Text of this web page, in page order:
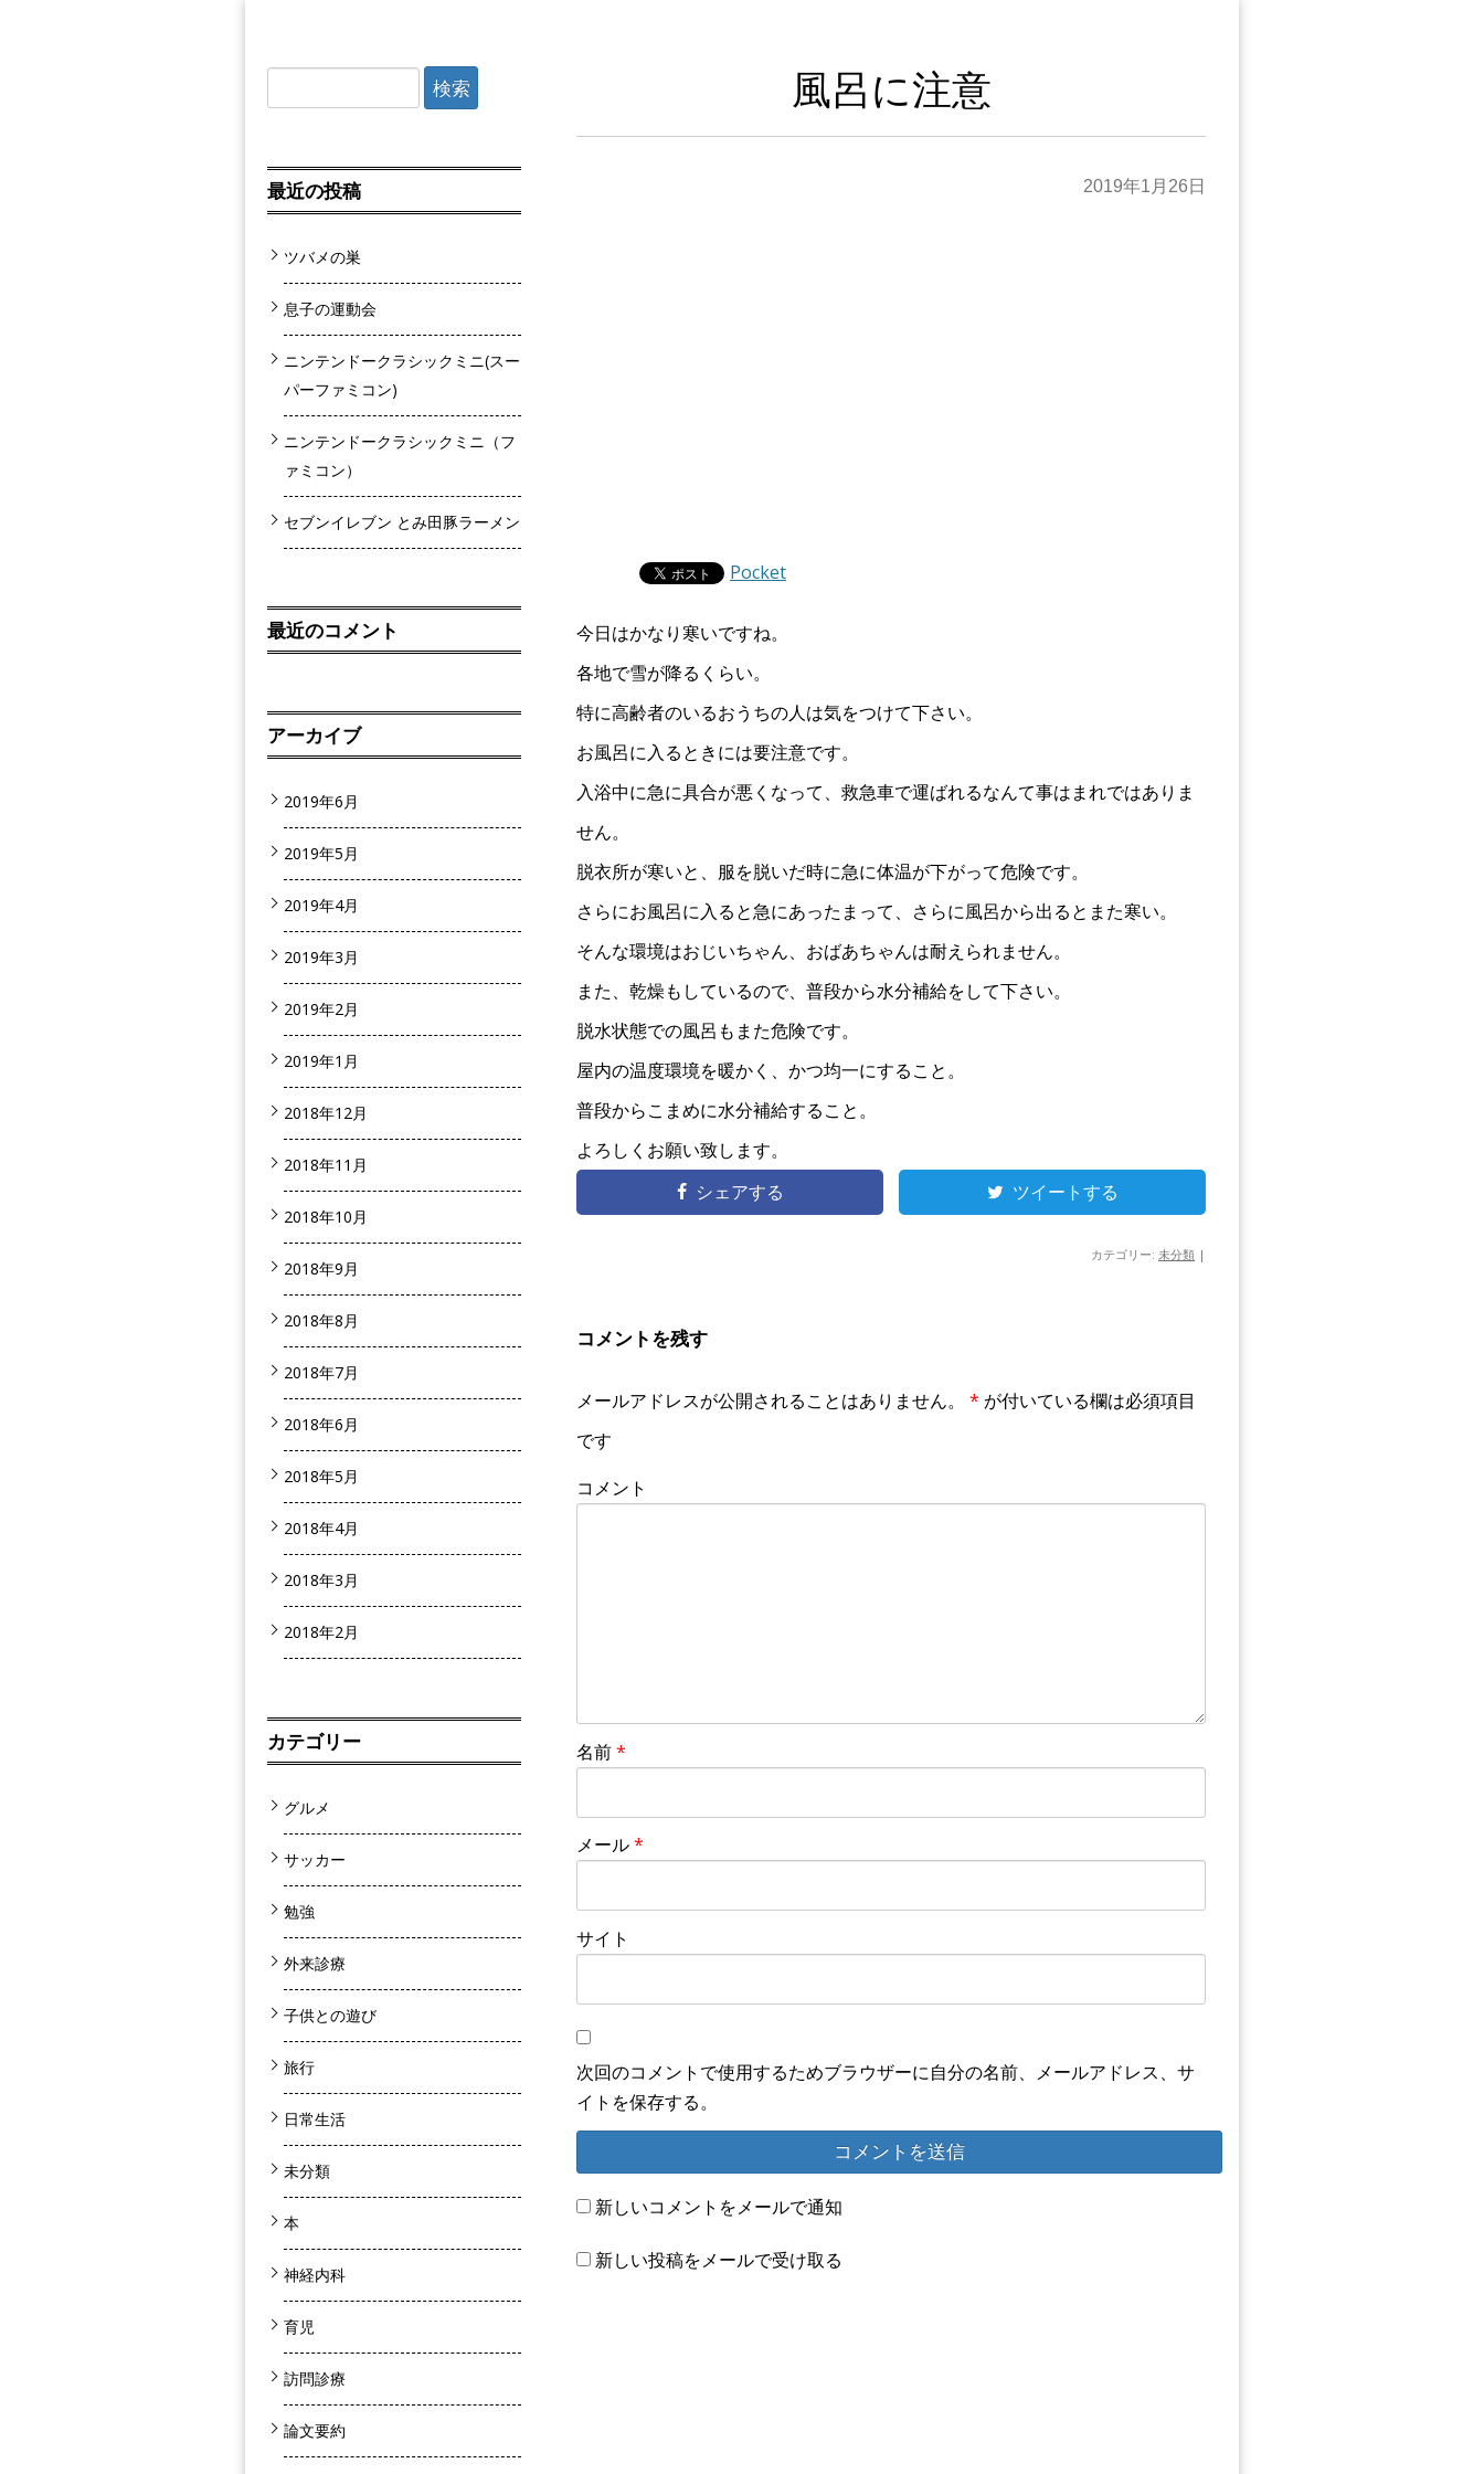
風呂に注意
2019年1月26日
Pocket
今日はかなり寒いですね。
各地で雪が降るくらい。
特に高齢者のいるおうちの人は気をつけて下さい。
お風呂に入るときには要注意です。
入浴中に急に具合が悪くなって、救急車で運ばれるなんて事はまれではありま
せん。
脱衣所が寒いと、服を脱いだ時に急に体温が下がって危険です。
さらにお風呂に入ると急にあったまって、さらに風呂から出るとまた寒い。
そんな環境はおじいちゃん、おばあちゃんは耐えられません。
また、乾燥もしているので、普段から水分補給をして下さい。
脱水状態での風呂もまた危険です。
屋内の温度環境を暖かく、かつ均一にすること。
普段からこまめに水分補給すること。
よろしくお願い致します。
シェアする ツイートする
カテゴリー: 未分類 |
コメントを残す
メールアドレスが公開されることはありません。 * が付いている欄は必須項目
です
コメント
名前*
メール*
サイト
次回のコメントで使用するためブラウザーに自分の名前、メールアドレス、サ
イトを保存する。
新しいコメントをメールで通知
新しい投稿をメールで受け取る
最近の投稿
ツバメの巣
息子の運動会
ニンテンドークラシックミニ(スー
パーファミコン)
ニンテンドークラシックミニ（フ
ァミコン）
セブンイレブン とみ田豚ラーメン
最近のコメント
アーカイブ
2019年6月
2019年5月
2019年4月
2019年3月
2019年2月
2019年1月
2018年12月
2018年11月
2018年10月
2018年9月
2018年8月
2018年7月
2018年6月
2018年5月
2018年4月
2018年3月
2018年2月
カテゴリー
グルメ
サッカー
勉強
外来診療
子供との遊び
旅行
日常生活
未分類
本
神経内科
育児
訪問診療
論文要約